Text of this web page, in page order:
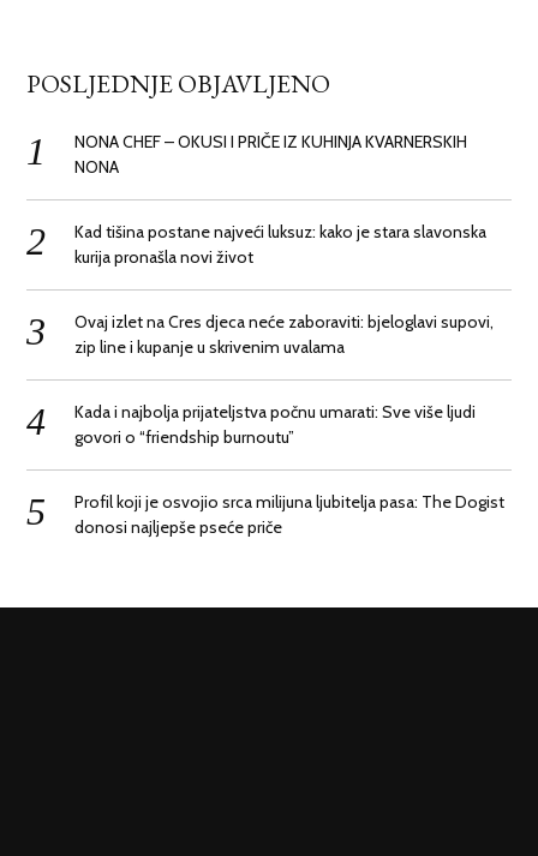
POSLJEDNJE OBJAVLJENO
NONA CHEF – OKUSI I PRIČE IZ KUHINJA KVARNERSKIH
NONA
Kad tišina postane najveći luksuz: kako je stara slavonska
kurija pronašla novi život
Ovaj izlet na Cres djeca neće zaboraviti: bjeloglavi supovi,
zip line i kupanje u skrivenim uvalama
Kada i najbolja prijateljstva počnu umarati: Sve više ljudi
govori o “friendship burnoutu”
Profil koji je osvojio srca milijuna ljubitelja pasa: The Dogist
donosi najljepše pseće priče